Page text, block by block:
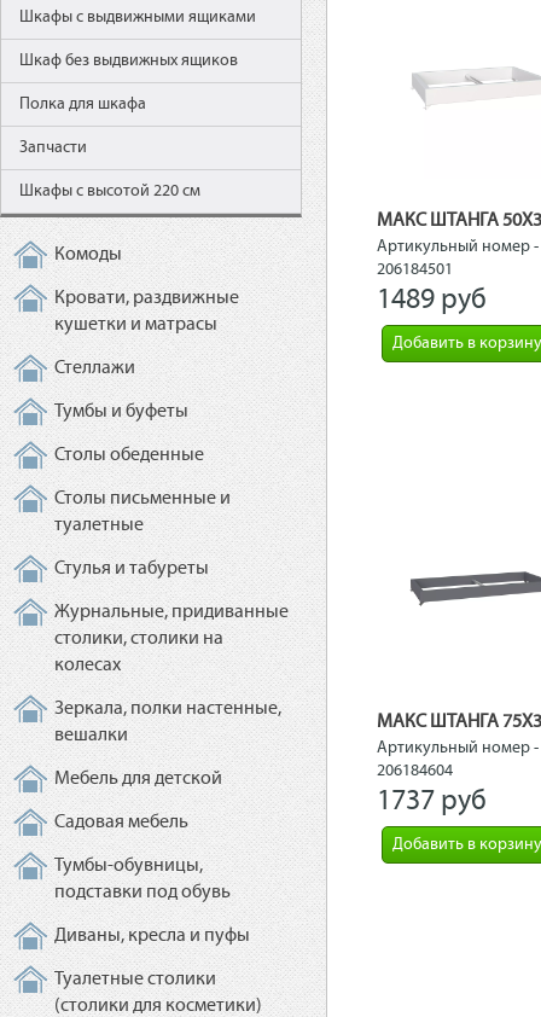
Шкафы с выдвижными ящиками
Шкаф без выдвижных ящиков
Полка для шкафа
Запчасти
Шкафы с высотой 220 см
Комоды
Кровати, раздвижные
кушетки и матрасы
Стеллажи
Тумбы и буфеты
Столы обеденные
Столы письменные и
туалетные
Стулья и табуреты
Журнальные, придиванные
столики, столики на
колесах
Зеркала, полки настенные,
вешалки
Мебель для детской
Садовая мебель
Тумбы-обувницы,
подставки под обувь
Диваны, кресла и пуфы
Туалетные столики
(столики для косметики)
МАКС ШТАНГА
Артикульный номер -
206184501
1489 рyб
Добавить в корзину
МАКС ШТАНГА
Артикульный номер -
206184604
1737 рyб
Добавить в корзину